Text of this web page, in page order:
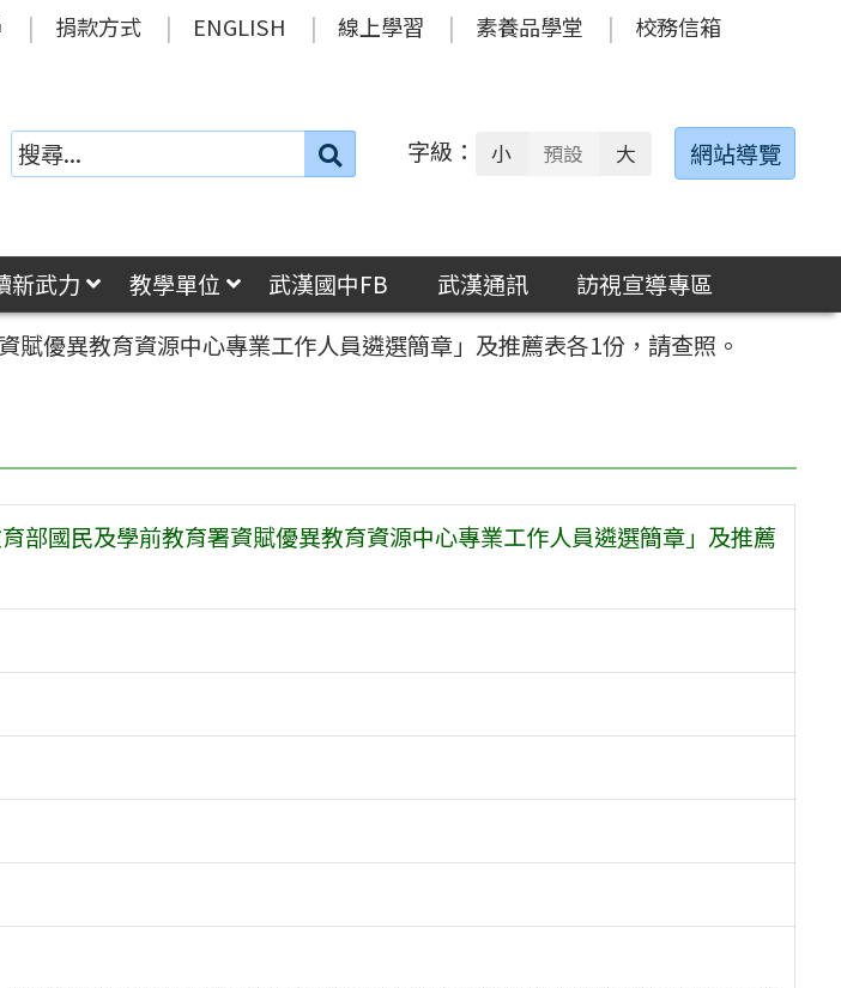
捐款方式 ENGLISH 線上學習 素養品學堂 校務信箱
搜
字級： 小 預設 大 網站導覽
新武力 教學單位 武漢國中FB 武漢通訊
訪視宣導專區
賦優異教育資源中心專業工作人員遴選簡章」及推薦表各1份，請查照。
部國民及學前教育署資賦優異教育資源中心專業工作人員遴選簡章」及推薦